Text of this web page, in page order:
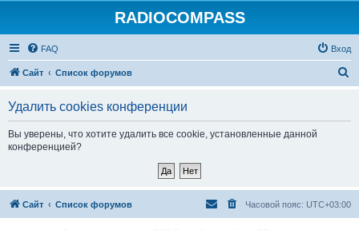
RADIOCOMPASS
FAQ Вход
Сайт Список форумов
Удалить cookies конференции
Вы уверены, что хотите удалить все cookie, установленные данной
конференцией?
Сайт Список форумов Часовой пояс: UTC+03:00